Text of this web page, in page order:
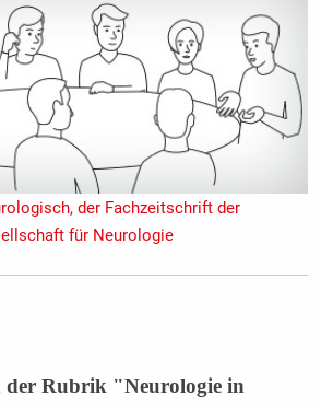
der Fachzeitschrift der
für Neurologie
der Rubrik "Neurologie in